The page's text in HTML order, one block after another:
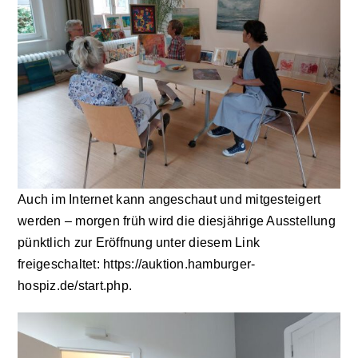
Auch im Internet kann angeschaut und mitgesteigert
werden – morgen früh wird die diesjährige Ausstellung
pünktlich zur Eröffnung unter diesem Link
freigeschaltet: https://auktion.hamburger-
hospiz.de/start.php.